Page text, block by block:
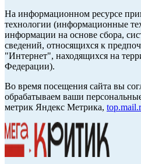
На информационном ресурсе
технологии (информационные
информации на основе сбора,
сведений, относящихся к
"Интернет", находящихся на
Федерации).
Во время посещения сайта вы
обрабатываем ваши
метрик Яндекс Метрика,